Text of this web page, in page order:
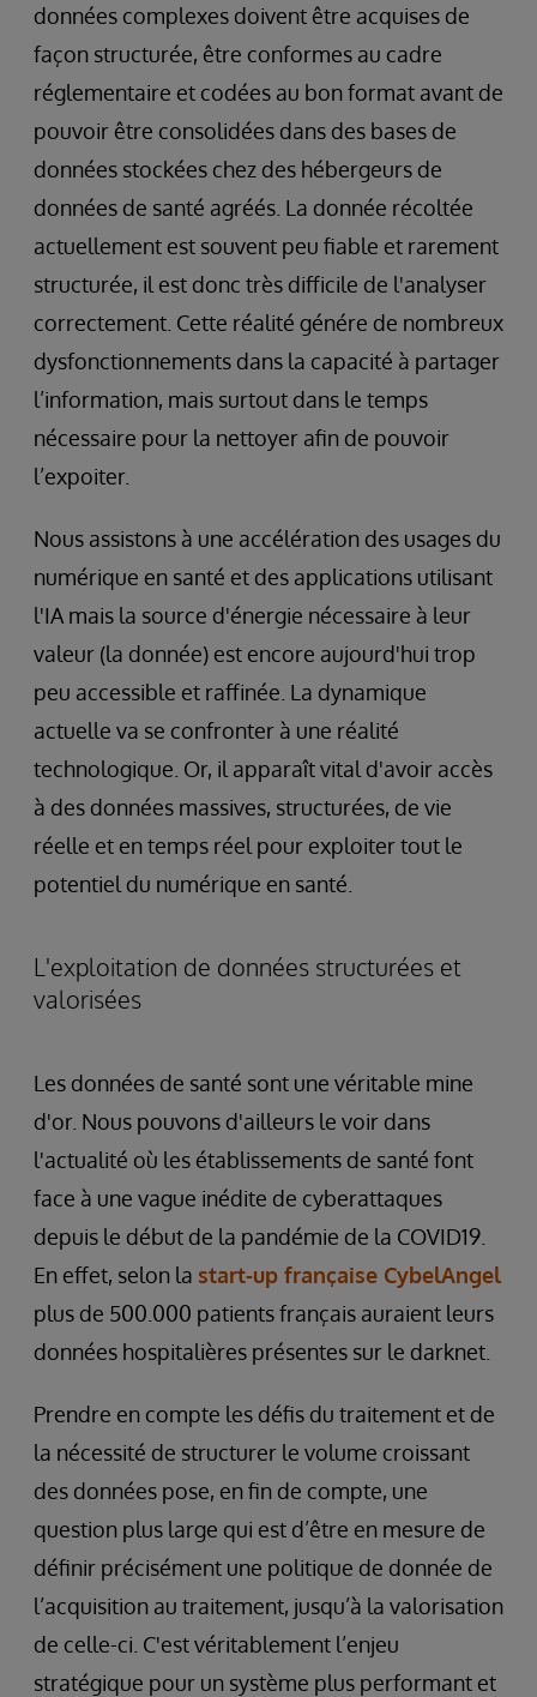
données complexes doivent être acquises de
façon structurée, être conformes au cadre
réglementaire et codées au bon format avant de
pouvoir être consolidées dans des bases de
données stockées chez des hébergeurs de
données de santé agréés. La donnée récoltée
actuellement est souvent peu fiable et rarement
structurée, il est donc très difficile de l'analyser
correctement. Cette réalité génére de nombreux
dysfonctionnements dans la capacité à partager
l’information, mais surtout dans le temps
nécessaire pour la nettoyer afin de pouvoir
l’expoiter.
Nous assistons à une accélération des usages du
numérique en santé et des applications utilisant
l'IA mais la source d'énergie nécessaire à leur
valeur (la donnée) est encore aujourd'hui trop
peu accessible et raffinée. La dynamique
actuelle va se confronter à une réalité
technologique. Or, il apparaît vital d'avoir accès
à des données massives, structurées, de vie
réelle et en temps réel pour exploiter tout le
potentiel du numérique en santé.
L'exploitation de données structurées et
valorisées
Les données de santé sont une véritable mine
d'or. Nous pouvons d'ailleurs le voir dans
l'actualité où les établissements de santé font
face à une vague inédite de cyberattaques
depuis le début de la pandémie de la COVID19.
En effet, selon la start-up française CybelAngel
plus de 500.000 patients français auraient leurs
données hospitalières présentes sur le darknet.
Prendre en compte les défis du traitement et de
la nécessité de structurer le volume croissant
des données pose, en fin de compte, une
question plus large qui est d’être en mesure de
définir précisément une politique de donnée de
l’acquisition au traitement, jusqu’à la valorisation
de celle-ci. C'est véritablement l’enjeu
stratégique pour un système plus performant et